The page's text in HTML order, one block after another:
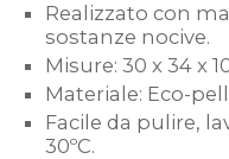
Realizzato con
sostanze nocive.
Misure: 30 x 34 x
Materiale: Eco-
Facile da pulire,
30ºC.